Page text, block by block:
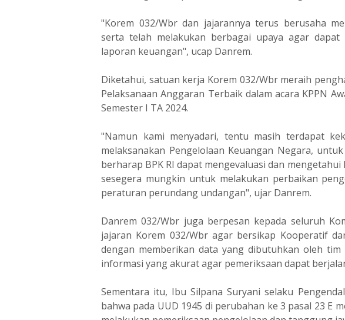
"Korem 032/Wbr dan jajarannya terus berusaha
serta telah melakukan berbagai upaya agar
laporan keuangan", ucap Danrem.
Diketahui, satuan kerja Korem 032/Wbr meraih
Pelaksanaan Anggaran Terbaik dalam acara KPPN
Semester I TA 2024.
"Namun kami menyadari, tentu masih terdapat
melaksanakan Pengelolaan Keuangan Negara,
berharap BPK RI dapat mengevaluasi dan
sesegera mungkin untuk melakukan perbaikan
peraturan perundang undangan", ujar Danrem.
Danrem 032/Wbr juga berpesan kepada seluruh
jajaran Korem 032/Wbr agar bersikap Kooperatif
dengan memberikan data yang dibutuhkan oleh
informasi yang akurat agar pemeriksaan dapat
Sementara itu, Ibu Silpana Suryani selaku
bahwa pada UUD 1945 di perubahan ke 3 pasal 23 E